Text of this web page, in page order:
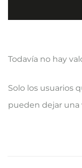
V
a
Todavía no hay
Solo los usuarios
pueden dejar una